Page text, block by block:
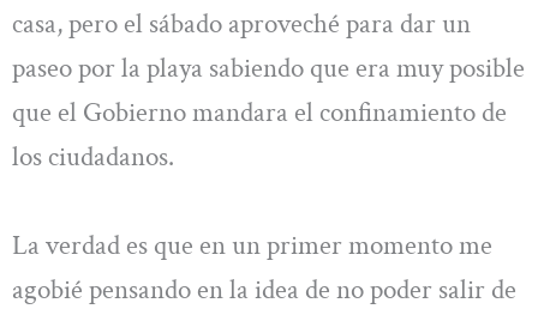
casa, pero el sábado aproveché para dar un
paseo por la playa sabiendo que era muy posible
que el Gobierno mandara el confinamiento de
los ciudadanos.
La verdad es que en un primer momento me
agobié pensando en la idea de no poder salir de